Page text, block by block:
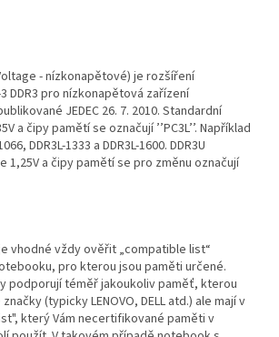
- nízkonapětové) je rozšíření
DDR3 pro nízkonapětová zařízení
JEDEC 26. 7. 2010. Standardní
a čipy pamětí se označují ’’PC3L’’. Například
DDR3L‐1333 a DDR3L‐1600. DDR3U
1,25V a čipy pamětí se pro změnu označují
vhodné vždy ověřit „compatible list“
pro kterou jsou paměti určené.
podporují téměř jakoukoliv paměť, kterou
(typicky LENOVO, DELL atd.) ale mají v
který Vám necertifikované paměti v